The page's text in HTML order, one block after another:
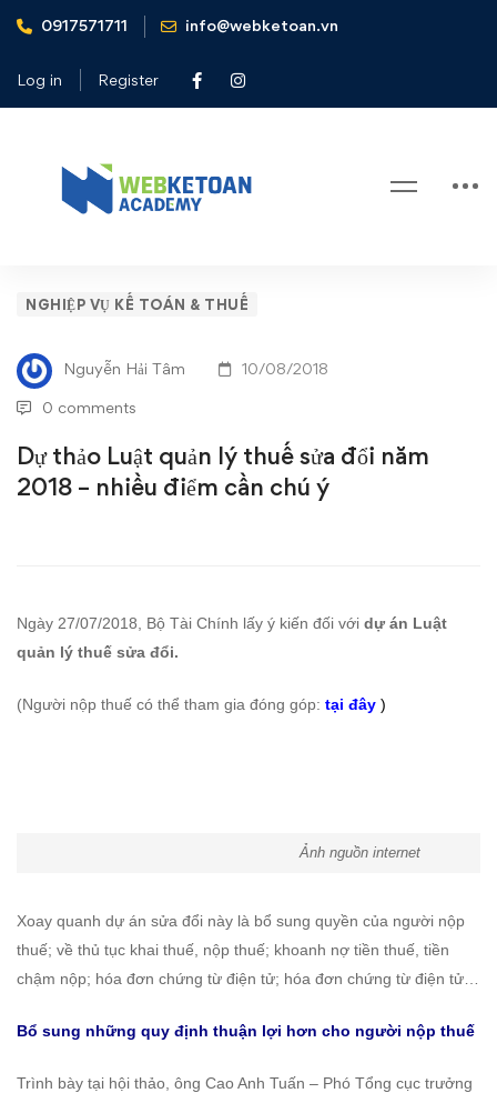
0917571711 info@webketoan.vn
Log in Register
Home
Nghiệp vụ Kế toán & Thuế
cần chú ý
Dự
thảo
Luật
quản
lý
sửa
đổi
năm
điểm
cần
chú
ý
NGHIỆP VỤ KẾ TOÁN & THUẾ
Nguyễn Hải Tâm 10/08/2018
0 comments
Dự thảo Luật quản lý thuế sửa đổi năm
2018 – nhiều điểm cần chú ý
Ngày 27/07/2018, Bộ Tài Chính lấy ý kiến đối với dự án Luật
quản lý thuế sửa đổi.
(Người nộp thuế có thể tham gia đóng góp: tại đây )
Ảnh nguồn internet
Xoay quanh dự án sửa đổi này là bổ sung quyền của người nộp
thuế; về thủ tục khai thuế, nộp thuế; khoanh nợ tiền thuế, tiền
chậm nộp; hóa đơn chứng từ điện tử; hóa đơn chứng từ điện tử…
Bổ sung những quy định thuận lợi hơn cho người nộp thuế
Trình bày tại hội thảo, ông Cao Anh Tuấn – Phó Tổng cục trưởng